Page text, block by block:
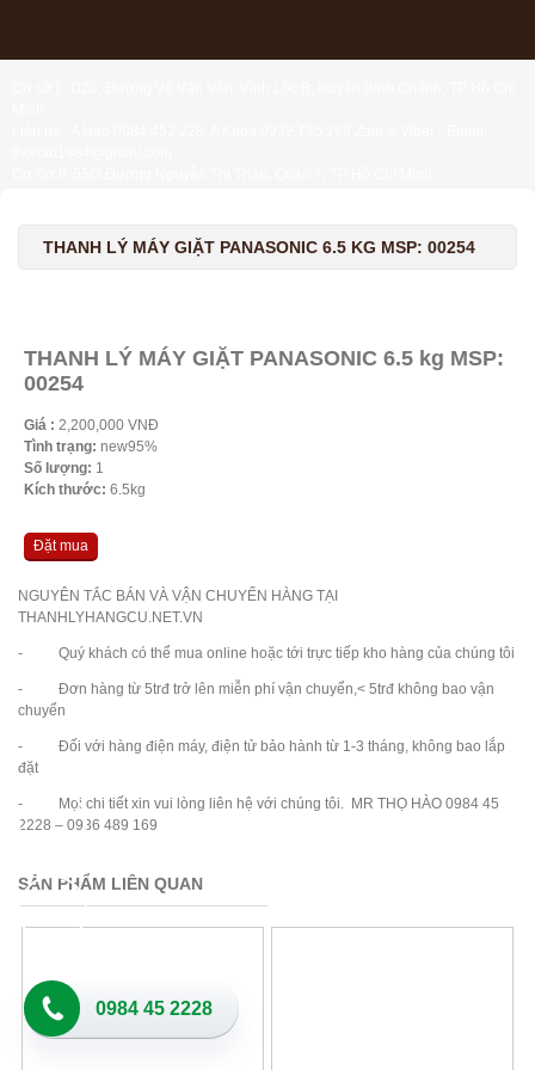
THANH LÝ MÁY GIẶT PANASONIC 6.5 KG MSP: 00254
THANH LÝ MÁY GIẶT PANASONIC 6.5 kg MSP:
00254
Giá : 2,200,000 VNĐ
Tình trạng: new95%
Số lượng: 1
Kích thước: 6.5kg
Đặt mua
NGUYÊN TẮC BÁN VÀ VẬN CHUYỂN HÀNG TẠI
THANHLYHANGCU.NET.VN
- Quý khách có thể mua online hoặc tới trực tiếp kho hàng của chúng tôi
- Đơn hàng từ 5trđ trở lên miễn phí vận chuyển,< 5trđ không bao vận
chuyển
- Đối với hàng điện máy, điện tử bảo hành từ 1-3 tháng, không bao lắp
đặt
- Mọi chi tiết xin vui lòng liên hệ với chúng tôi. MR THỌ HÀO 0984 45
2228 – 0936 489 169
SẢN PHẨM LIÊN QUAN
0984 45 2228